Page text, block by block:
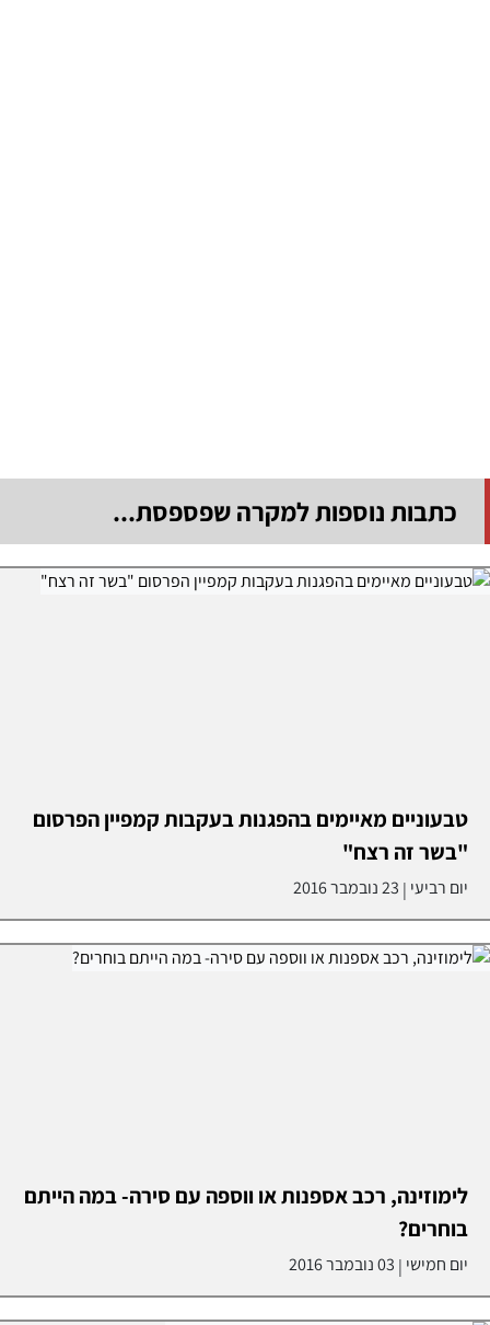
כתבות נוספות למקרה שפספסת...
טבעוניים מאיימים בהפגנות בעקבות קמפיין הפרסום
"בשר זה רצח"
יום רביעי | 23 נובמבר 2016
לימוזינה, רכב אספנות או ווספה עם סירה- במה הייתם
בוחרים?
יום חמישי | 03 נובמבר 2016